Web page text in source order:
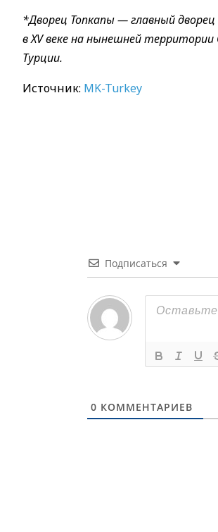
*Дворец Топкапы — главный дворец
в XV векена нынешней территории
Турции.
Источник: MK-Turkey
Подписаться
0 КОММЕНТАРИЕВ